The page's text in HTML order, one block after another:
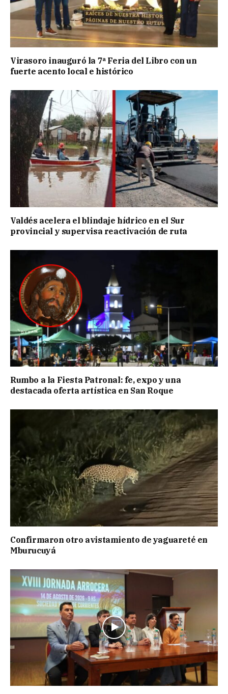
Virasoro inauguró la 7ª Feria del Libro con un
fuerte acento local e histórico
Valdés acelera el blindaje hídrico en el Sur
provincial y supervisa reactivación de ruta
Rumbo a la Fiesta Patronal: fe, expo y una
destacada oferta artística en San Roque
Confirmaron otro avistamiento de yaguareté en
Mburucuyá